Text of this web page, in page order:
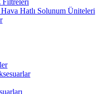
Filtreleri
Hatlı Solunum Üniteleri